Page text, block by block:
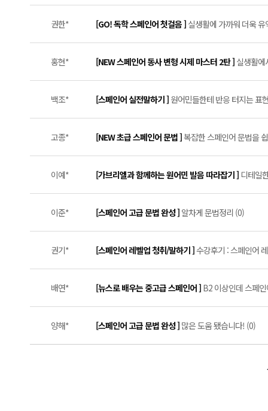
권한* [GO! 독학 스페인어 첫걸음 ] 실생활에 가까워 더욱
홍현* [NEW 스페인어 동사 변형 시제 마스터 2탄 ] 실생활에
백조* [스페인어 실전말하기 ] 원어민들한테 반응 터지는 표
고종* [NEW 초급 스페인어 문법 ]복잡한 스페인어 문법을
이예* [가브리엘과 함께하는 원어민 발음 따라잡기 ] 디테일
이준* [스페인어 고급 문법 완성 ] 알차게 문법정리 (0)
권기* [스페인어 레벨업 청취/말하기 ]수강후기 : 스페인어
배연* [뉴스로 배우는 중고급 스페인어 ] B2 이상인데 스페
양해* [스페인어 고급 문법 완성 ] 많은 도움 됐습니다! (0)